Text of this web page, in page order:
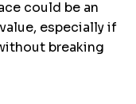
could be an
especially if
breaking